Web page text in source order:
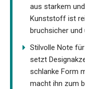
aus starkem
Kunststoff ist
bruchsicher
Stilvolle Note
setzt
schlanke Form
macht ihn zum